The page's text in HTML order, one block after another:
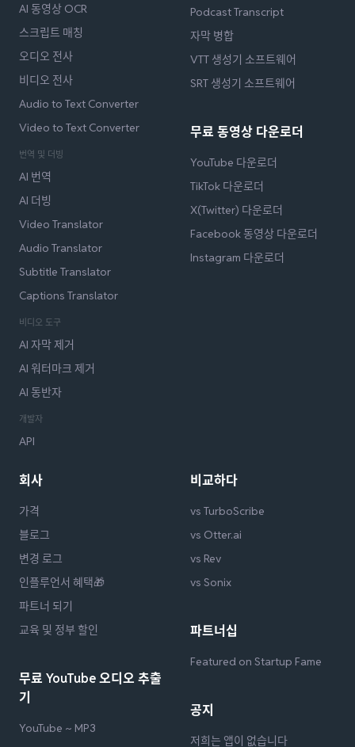
AI 동영상 OCR
스크립트 매칭
오디오 전사
비디오 전사
Audio to Text Converter
Video to Text Converter
번역 및 더빙
AI 번역
AI 더빙
Video Translator
Audio Translator
Subtitle Translator
Captions Translator
비디오 도구
AI 자막 제거
AI 워터마크 제거
AI 동반자
개발자
API
Podcast Transcript
자막 병합
VTT 생성기 소프트웨어
SRT 생성기 소프트웨어
무료 동영상 다운로더
YouTube 다운로더
TikTok 다운로더
X(Twitter) 다운로더
Facebook 동영상 다운로더
Instagram 다운로더
회사
가격
블로그
변경 로그
인플루언서 혜택🎁
파트너 되기
교육 및 정부 할인
무료 YouTube 오디오 추출
기
YouTube ~ MP3
비교하다
vs TurboScribe
vs Otter.ai
vs Rev
vs Sonix
파트너십
Featured on Startup Fame
공지
저희는 앱이 없습니다